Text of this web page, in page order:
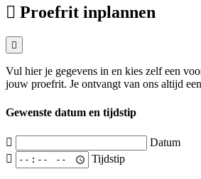
Proefrit inplannen
Vul hier je gegevens in en kies zelf een
jouw proefrit. Je ontvangt van ons altijd
Gewenste datum en tijdstip
Datum
Tijdstip